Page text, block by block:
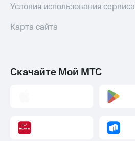
Условия использования сервиса
Карта сайта
Скачайте Мой МТС